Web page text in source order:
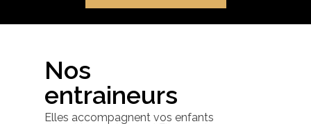
Nos
entraineurs
Elles accompagnent vos enfants